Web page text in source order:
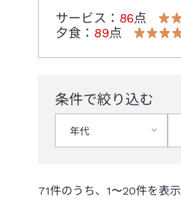
サービス ： 86点
夕食 ： 89点
条件で絞り込む
年代
71件のうち、 1〜20件を表示